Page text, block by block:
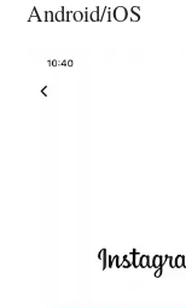
Android/iOS